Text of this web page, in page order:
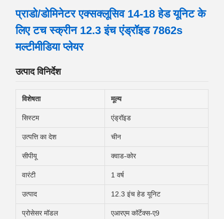
प्राडो/डोमिनेटर एक्सक्लूसिव 14-18 हेड यूनिट के
लिए टच स्क्रीन 12.3 इंच एंड्रॉइड 7862s
मल्टीमीडिया प्लेयर
उत्पाद विनिर्देश
विशेषता मूल्य
सिस्टम एंड्रॉइड
उत्पत्ति का देश चीन
सीपीयू क्वाड-कोर
वारंटी 1 वर्ष
उत्पाद 12.3 इंच हेड यूनिट
प्रोसेसर मॉडल एआरएम कॉर्टेक्स-ए9